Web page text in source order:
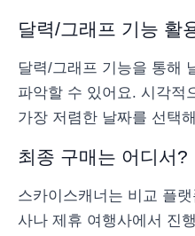
달력/그래프 기능 활
달력/그래프 기능을 통해
파악할 수 있어요. 시각적
가장 저렴한 날짜를 선택
최종 구매는 어디서?
스카이스캐너는 비교 플
사나 제휴 여행사에서 진